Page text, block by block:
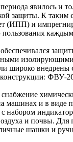
явилось и
защиты. К таким
(ИПП) и
пользования
внедрены
конструкции:
машинах и в виде
набором
и почвы.
шашки и